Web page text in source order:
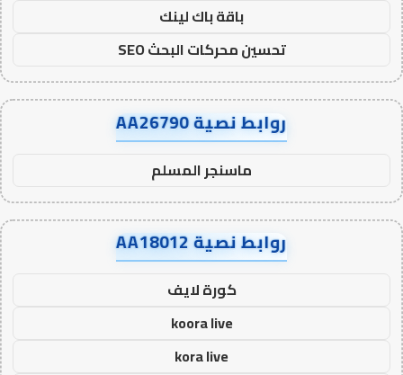
باقة باك لينك
تحسين محركات البحث SEO
روابط نصية AA26790
ماسنجر المسلم
روابط نصية AA18012
كورة لايف
koora live
kora live